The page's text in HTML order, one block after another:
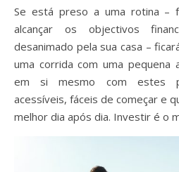
Se está preso a uma rotina – fora de forma, longe de
alcançar os objectivos
desanimado pela sua casa –
uma corrida com uma pequena
em si mesmo com estes
acessíveis, fáceis de começar e
melhor dia após dia. Investir é o